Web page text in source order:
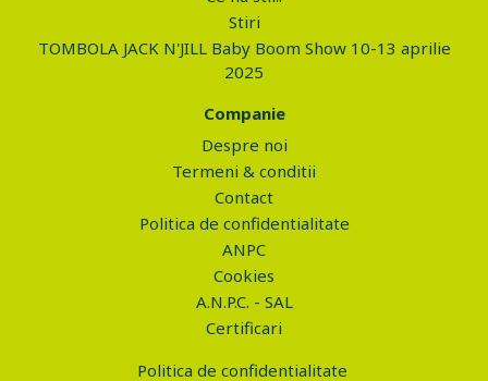
Stiri
TOMBOLA JACK N'JILL Baby Boom Show 10-13 aprilie
2025
Companie
Despre noi
Termeni & conditii
Contact
Politica de confidentialitate
ANPC
Cookies
A.N.P.C. - SAL
Certificari
Politica de confidentialitate